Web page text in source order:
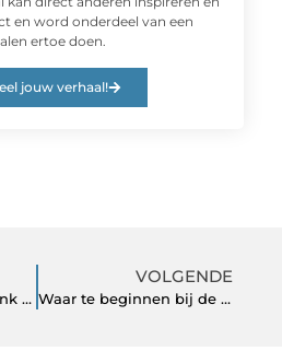
en word onderdeel van een
ertoe doen.
jouw verhaal!
Fiscale Advocatuur Vink helpt je uit de moeilijkste kwesties
VOLGENDE
Waar te beginnen bij de aanschaf van een vismolen voor het roofvissen